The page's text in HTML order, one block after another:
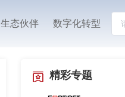
生态伙伴 数字化转型
精彩专题